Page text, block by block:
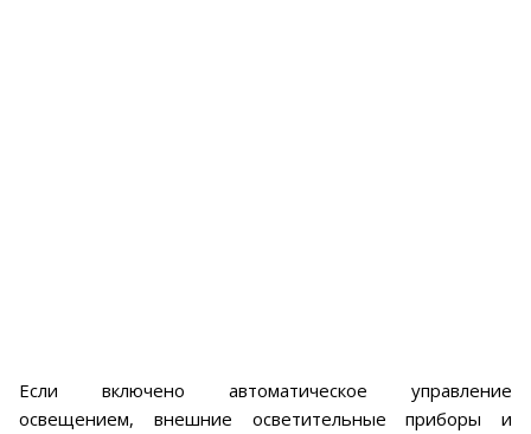
Если включено автоматическое управление
освещением, внешние осветительные приборы и